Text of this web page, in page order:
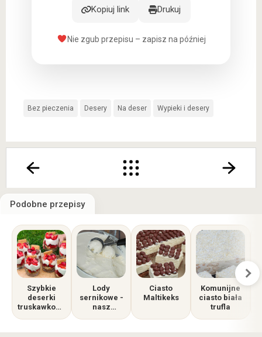
Kopiuj link Drukuj
Nie zgub przepisu – zapisz na później
Bez pieczenia Desery Na deser Wypieki i desery
Podobne przepisy
Szybkie
deserki
truskawkowe
Lody
sernikowe -
nasz
Ciasto
Maltikeks
Komunijne
ciasto biała
trufla